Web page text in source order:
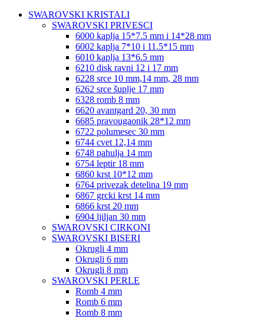
SWAROVSKI KRISTALI
SWAROVSKI PRIVESCI
6000 kaplja 15*7.5 mm i 14*28 mm
6002 kaplja 7*10 i 11.5*15 mm
6010 kaplja 13*6.5 mm
6210 disk ravni 12 i 17 mm
6228 srce 10 mm,14 mm, 28 mm
6262 srce šuplje 17 mm
6328 romb 8 mm
6620 avantgard 20, 30 mm
6685 pravougaonik 28*12 mm
6722 polumesec 30 mm
6744 cvet 12,14 mm
6748 pahulja 14 mm
6754 leptir 18 mm
6860 krst 10*12 mm
6764 privezak detelina 19 mm
6867 grcki krst 14 mm
6866 krst 20 mm
6904 ljiljan 30 mm
SWAROVSKI CIRKONI
SWAROVSKI BISERI
Okrugli 4 mm
Okrugli 6 mm
Okrugli 8 mm
SWAROVSKI PERLE
Romb 4 mm
Romb 6 mm
Romb 8 mm